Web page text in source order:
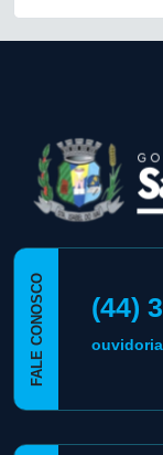
FALE CONOSCO (44)